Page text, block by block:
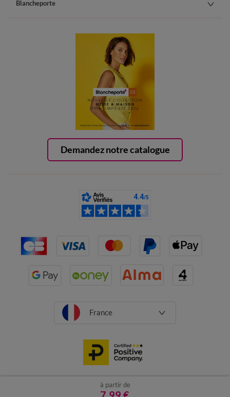
à partir de
Demandez notre catalogue
Blancheporte
France
Données personnelles